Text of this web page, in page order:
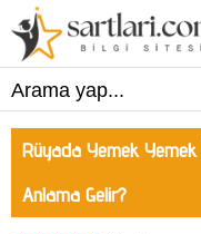
Rüyada Yemek
Anlama Gelir?